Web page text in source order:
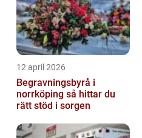
12 april 2026
Begravningsbyrå i
norrköping så hittar du
rätt stöd i sorgen